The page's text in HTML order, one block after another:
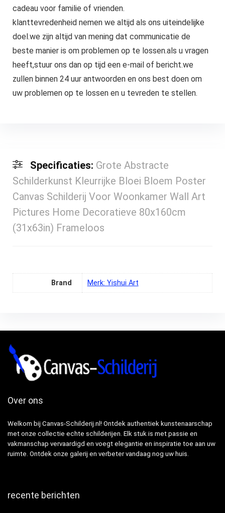
cadeau voor familie of vrienden.
klanttevredenheid nemen we altijd als ons uiteindelijke
doel.we zijn altijd van mening dat communicatie de
beste manier is om problemen op te lossen.als u vragen
heeft,stuur ons dan op tijd een e-mail of bericht.we
zullen binnen 24 uur antwoorden en ons best doen om
uw problemen op te lossen en u tevreden te stellen.
Specificaties: Grote Abstracte
Schilderkunst Kleurrijke Bloei Bloem Poster
Canvas Schilderij Voor Woonkamer Wall Art
Pictures Home Decoratieve 80x160cm
(31x63in) Frameloos
Brand Merk: Yishui Art
Over ons
Welkom bij Canvas-Schilderij.nl! Ontdek authentiek kunstenaarschap
met onze collectie echte schilderijen. Elk stuk is met passie en
vakmanschap vervaardigd en voegt elegantie en inspiratie toe aan uw
ruimte. Ontdek onze galerij en verbeter vandaag nog uw huis.
recente berichten